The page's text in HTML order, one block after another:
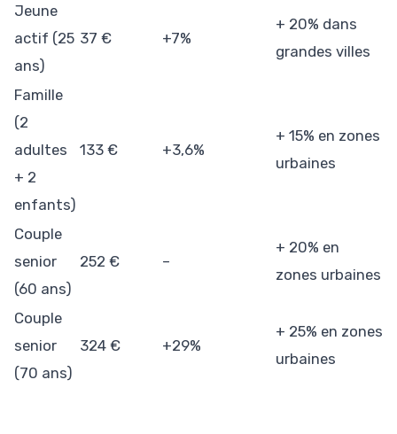
Jeune
actif (25
ans)
37 € +7%
+ 20% dans
grandes villes
Famille
(2
adultes
+ 2
enfants)
133 € +3,6%
+ 15% en zones
urbaines
Couple
senior
(60 ans)
252 € –
+ 20% en
zones urbaines
Couple
senior
(70 ans)
324 € +29%
+ 25% en zones
urbaines